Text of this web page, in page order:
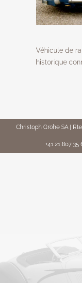
Véhicule de
historique
Christoph Grohe SA |
+41 21 807